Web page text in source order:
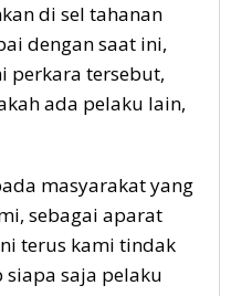
di sel tahanan
dengan saat ini,
perkara tersebut,
ada pelaku lain,
masyarakat yang
sebagai aparat
terus kami tindak
saja pelaku